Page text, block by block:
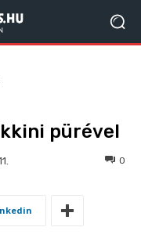
pürével
0